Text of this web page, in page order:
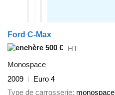
Ford C-Max
500 € HT
Monospace
2009
Euro 4
Type de carrosserie monospace